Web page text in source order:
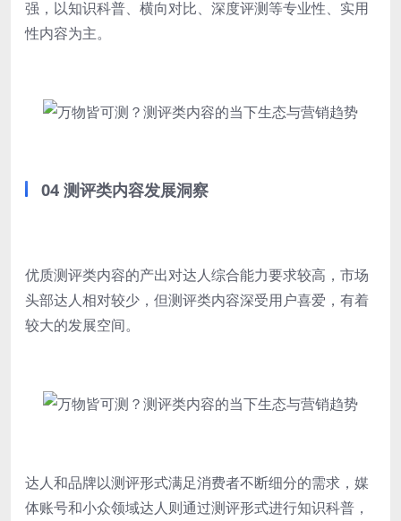
强，以知识科普、横向对比、深度评测等专业性、实用
性内容为主。
04 测评类内容发展洞察
优质测评类内容的产出对达人综合能力要求较高，市场
头部达人相对较少，但测评类内容深受用户喜爱，有着
较大的发展空间。
达人和品牌以测评形式满足消费者不断细分的需求，媒
体账号和小众领域达人则通过测评形式进行知识科普，